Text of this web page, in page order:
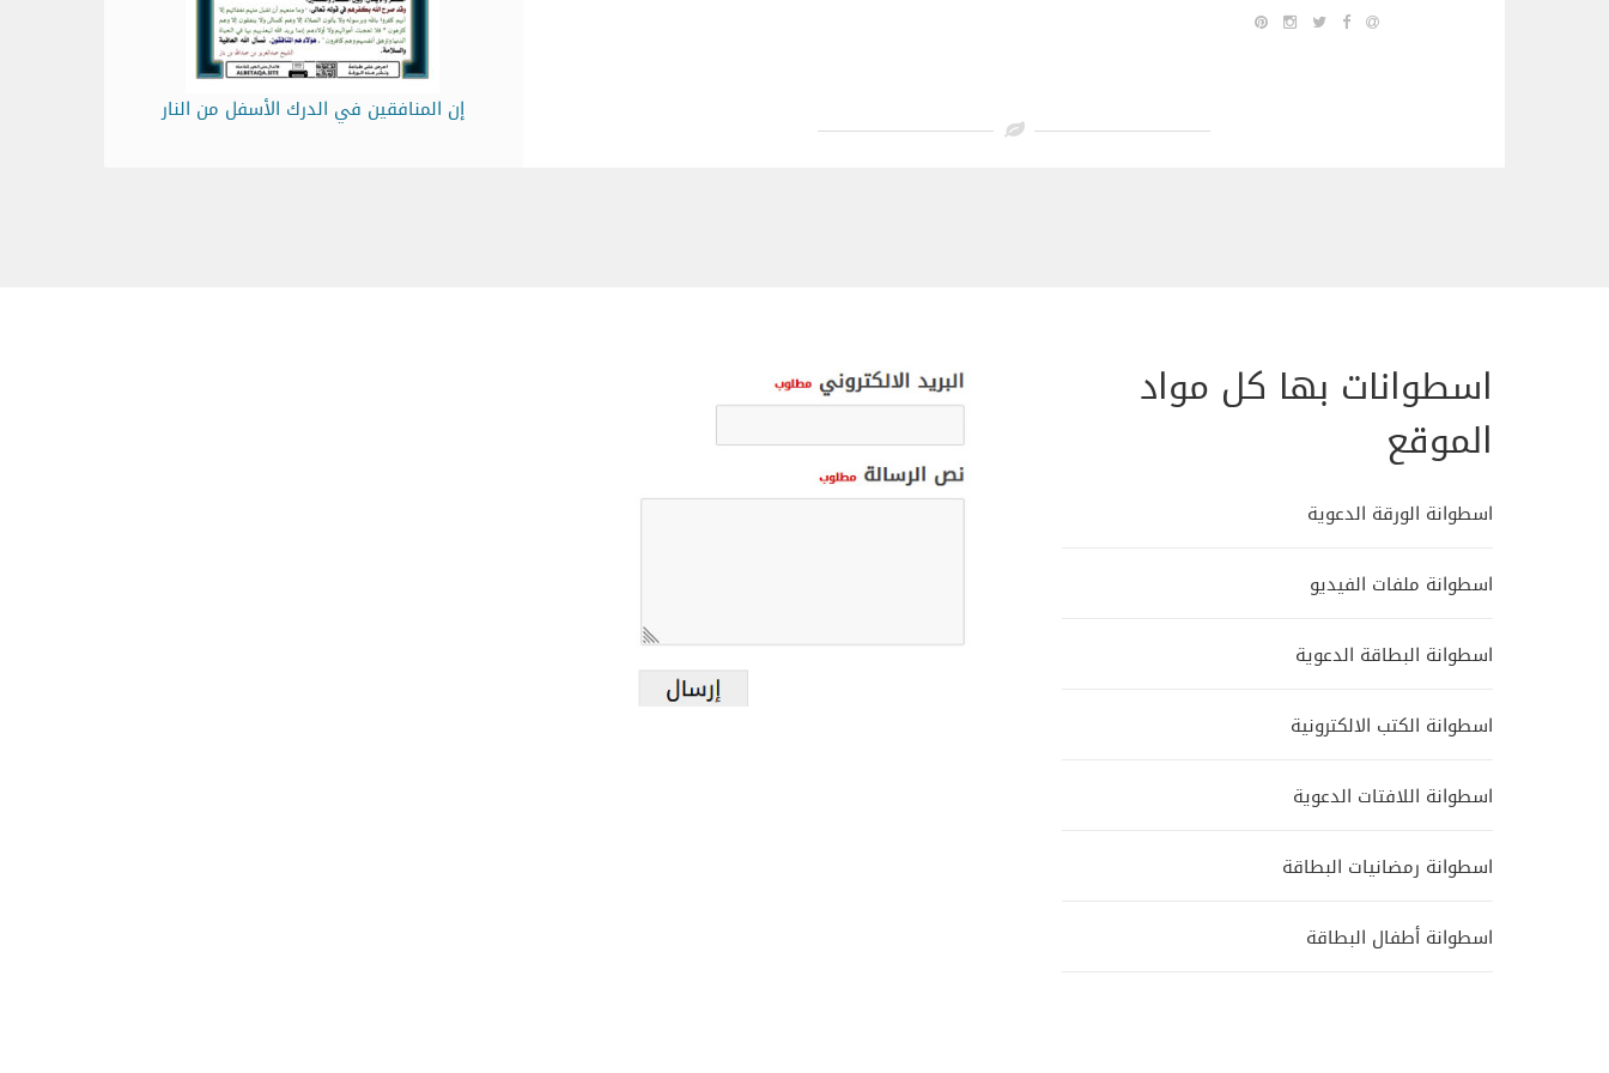
إن المنافقين في الدرك الأسفل من النار
اسطوانات بها كل مواد
الموقع
اسطوانة الورقة الدعوية
اسطوانة ملفات الفيديو
اسطوانة البطاقة الدعوية
اسطوانة الكتب الالكترونية
اسطوانة اللافتات الدعوية
اسطوانة رمضانيات البطاقة
اسطوانة أطفال البطاقة